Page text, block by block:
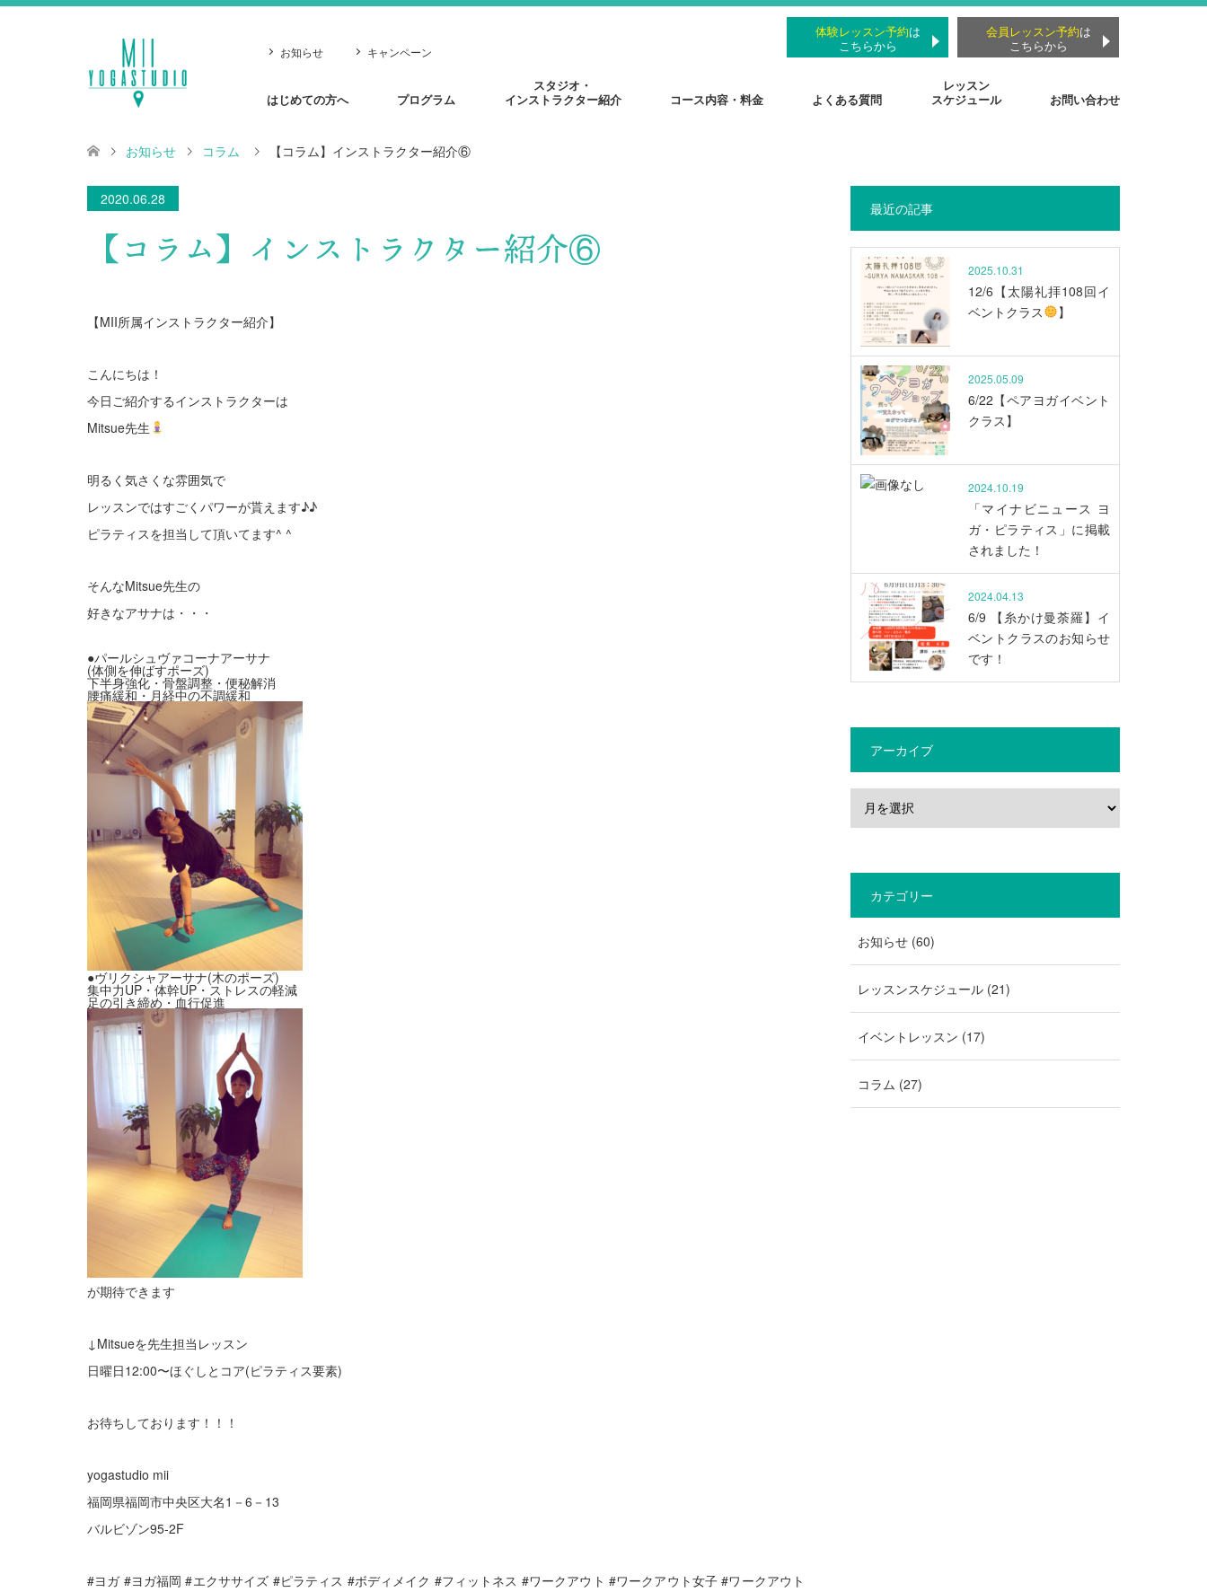
はじめての方へ プログラム
スタジオ・
インストラクター紹介
コース内容・料金 よくある質問
レッスン
スケジュール
お問い合わせ
お知らせ キャンペーン
体験レッスン予約は
こちらから
会員レッスン予約は
こちらから
お知らせ コラム 【コラム】インストラクター紹介⑥
2020.06.28
【コラム】インストラクター紹介⑥
【MII所属インストラクター紹介】
こんにちは！
今日ご紹介するインストラクターは
Mitsue先生
明るく気さくな雰囲気で
レッスンではすごくパワーが貰えます♪♪
ピラティスを担当して頂いてます^ ^
そんなMitsue先生の
好きなアサナは・・・
●パールシュヴァコーナアーサナ
(体側を伸ばすポーズ)
下半身強化・骨盤調整・便秘解消
腰痛緩和・月経中の不調緩和
●ヴリクシャアーサナ(木のポーズ)
集中力UP・体幹UP・ストレスの軽減
足の引き締め・血行促進
が期待できます
↓Mitsueを先生担当レッスン
日曜日12:00〜ほぐしとコア(ピラティス要素)
お待ちしております！！！
yogastudio mii
福岡県福岡市中央区大名1－6－13
バルビゾン95-2F
#ヨガ #ヨガ福岡 #エクササイズ #ピラティス #ボディメイク #フィットネス #ワークアウト #ワークアウト女子 #ワークアウト
最近の記事
2025.10.31
12/6【太陽礼拝108回イ
ベントクラス
】
2025.05.09
6/22【ペアヨガイベント
クラス】
2024.10.19
「マイナビニュース ヨ
ガ・ピラティス」に掲載
されました！
2024.04.13
6/9 【糸かけ曼荼羅】イ
ベントクラスのお知らせ
です！
アーカイブ
カテゴリー
お知らせ (60)
レッスンスケジュール (21)
イベントレッスン (17)
コラム (27)